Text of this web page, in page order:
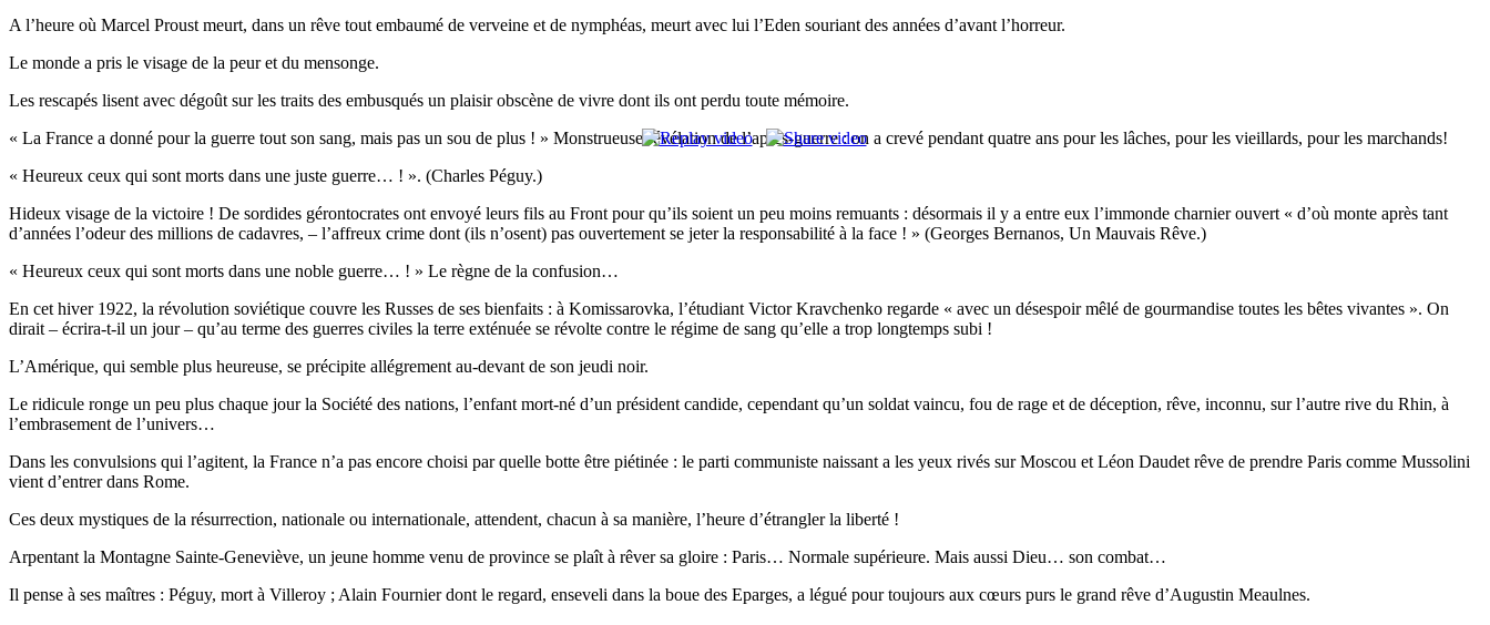
A l’heure où Marcel Proust meurt, dans un rêve tout embaumé de verveine et de nymphéas, meurt avec lui l’Eden souriant des années d’avant l’horreur.
Le monde a pris le visage de la peur et du mensonge.
Les rescapés lisent avec dégoût sur les traits des embusqués un plaisir obscène de vivre dont ils ont perdu toute mémoire.
« La France a donné pour la guerre tout son sang, mais pas un sou de plus ! » Monstrueuse révélation de l’après-guerre : on a crevé pendant quatre ans pour les lâches, pour les vieillards, pour les marchands!
« Heureux ceux qui sont morts dans une juste guerre… ! ». (Charles Péguy.)
Hideux visage de la victoire ! De sordides gérontocrates ont envoyé leurs fils au Front pour qu’ils soient un peu moins remuants : désormais il y a entre eux l’immonde charnier ouvert « d’où monte après tant
d’années l’odeur des millions de cadavres, – l’affreux crime dont (ils n’osent) pas ouvertement se jeter la responsabilité à la face ! » (Georges Bernanos, Un Mauvais Rêve.)
« Heureux ceux qui sont morts dans une noble guerre… ! » Le règne de la confusion…
En cet hiver 1922, la révolution soviétique couvre les Russes de ses bienfaits : à Komissarovka, l’étudiant Victor Kravchenko regarde « avec un désespoir mêlé de gourmandise toutes les bêtes vivantes ». On
dirait – écrira-t-il un jour – qu’au terme des guerres civiles la terre exténuée se révolte contre le régime de sang qu’elle a trop longtemps subi !
L’Amérique, qui semble plus heureuse, se précipite allégrement au-devant de son jeudi noir.
Le ridicule ronge un peu plus chaque jour la Société des nations, l’enfant mort-né d’un président candide, cependant qu’un soldat vaincu, fou de rage et de déception, rêve, inconnu, sur l’autre rive du Rhin, à
l’embrasement de l’univers…
Dans les convulsions qui l’agitent, la France n’a pas encore choisi par quelle botte être piétinée : le parti communiste naissant a les yeux rivés sur Moscou et Léon Daudet rêve de prendre Paris comme Mussolini
vient d’entrer dans Rome.
Ces deux mystiques de la résurrection, nationale ou internationale, attendent, chacun à sa manière, l’heure d’étrangler la liberté !
Arpentant la Montagne Sainte-Geneviève, un jeune homme venu de province se plaît à rêver sa gloire : Paris… Normale supérieure. Mais aussi Dieu… son combat…
Il pense à ses maîtres : Péguy, mort à Villeroy ; Alain Fournier dont le regard, enseveli dans la boue des Eparges, a légué pour toujours aux cœurs purs le grand rêve d’Augustin Meaulnes.